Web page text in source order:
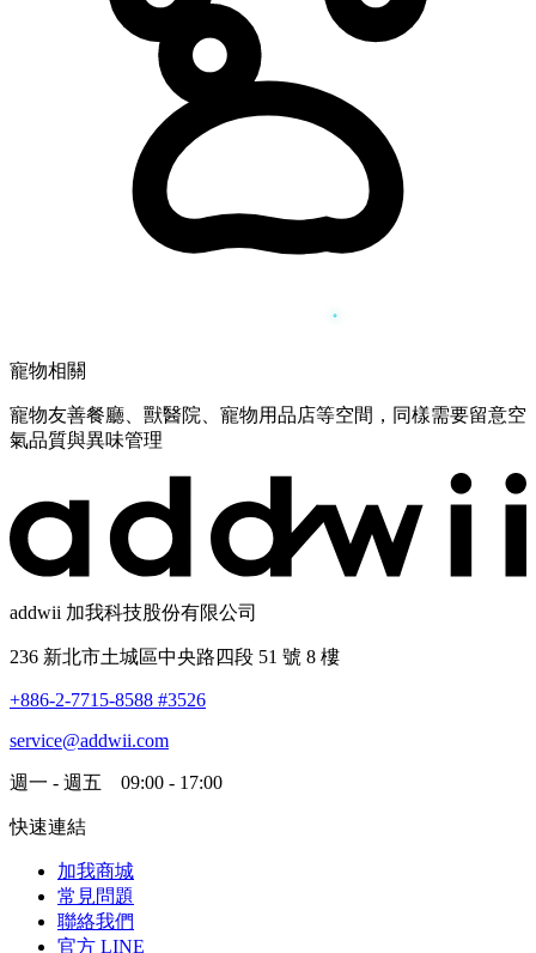
寵物相關
寵物友善餐廳、獸醫院、寵物用品店等空間，同樣需要留意空
氣品質與異味管理
addwii 加我科技股份有限公司
236 新北市土城區中央路四段 51 號 8 樓
+886-2-7715-8588 #3526
service@addwii.com
週一 - 週五 09:00 - 17:00
快速連結
加我商城
常見問題
聯絡我們
官方 LINE